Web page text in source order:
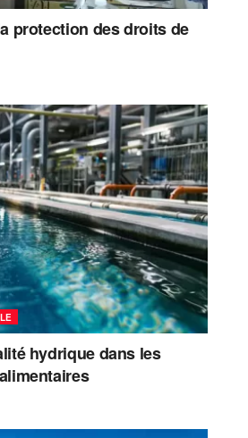
protection des droits de
hydrique dans les